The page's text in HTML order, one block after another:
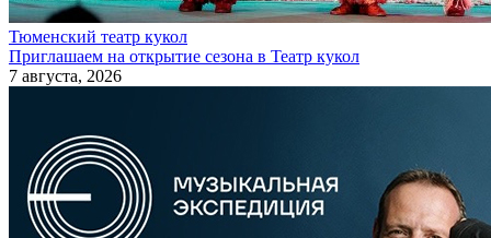
Тюменский театр кукол
Приглашаем на открытие сезона в Театр кукол
7 августа, 2026